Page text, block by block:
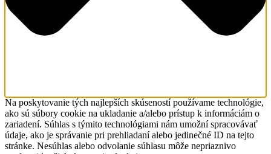
Na poskytovanie tých najlepších skúseností používame technológie,
ako sú súbory cookie na ukladanie a/alebo prístup k informáciám o
zariadení. Súhlas s týmito technológiami nám umožní spracovávať
údaje, ako je správanie pri prehliadaní alebo jedinečné ID na tejto
stránke. Nesúhlas alebo odvolanie súhlasu môže nepriaznivo